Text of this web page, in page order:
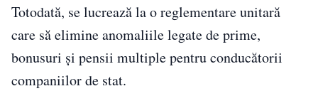
Totodată, se lucrează la o reglementare unitară
care să elimine anomaliile legate de prime,
bonusuri și pensii multiple pentru conducătorii
companiilor de stat.